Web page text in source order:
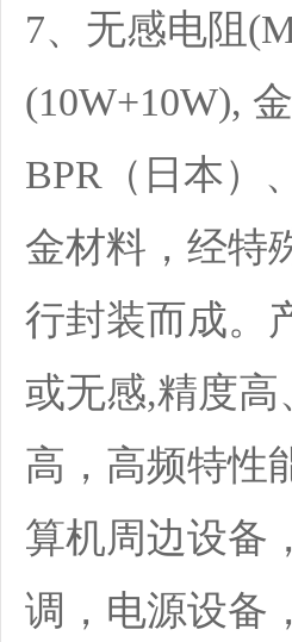
7、无感电阻
(10W+10W),
BPR（日本）
金材料，经特
行封装而成。
或无感,精度
高，高频特性
算机周边设备
调，电源设备